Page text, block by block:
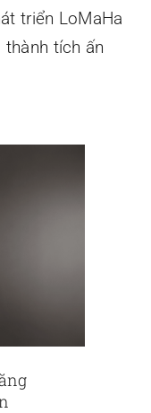
triển LoMaHa
tích ấn